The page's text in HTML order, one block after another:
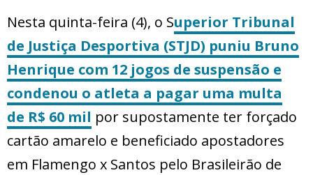
Nesta quinta-feira (4), o Superior Tribunal
de Justiça Desportiva (STJD) puniu Bruno
Henrique com 12 jogos de suspensão e
condenou o atleta a pagar uma multa
de R$ 60 mil por supostamente ter forçado
cartão amarelo e beneficiado apostadores
em Flamengo x Santos pelo Brasileirão de